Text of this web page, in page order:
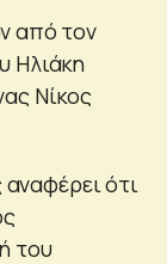
από τον
Ηλιάκη
Νίκος
ότι
του